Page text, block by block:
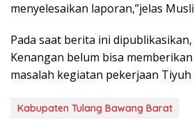
menyelesaikan laporan,”jelas
Pada saat berita ini dipublikasikan,
Kenangan belum bisa
masalah kegiatan pekerjaan Tiyuh
Kabupaten Tulang Bawang Barat